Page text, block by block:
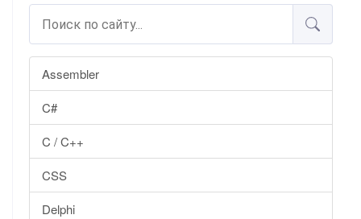
Assembler
C#
C / C++
CSS
Delphi